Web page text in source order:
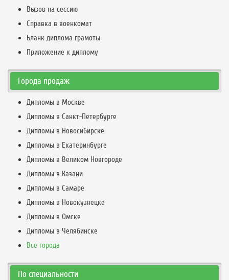
Вызов на сессию
Справка в военкомат
Бланк диплома грамоты
Приложение к диплому
Города продаж
Дипломы в Москве
Дипломы в Санкт-Петербурге
Дипломы в Новосибирске
Дипломы в Екатеринбурге
Дипломы в Великом Новгороде
Дипломы в Казани
Дипломы в Самаре
Дипломы в Новокузнецке
Дипломы в Омске
Дипломы в Челябинске
Все города
По специальности